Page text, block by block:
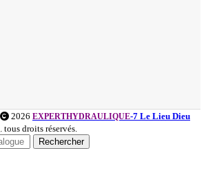
2026 EXPERTHYDRAULIQUE-7 Le Lieu Dieu
. tous droits réservés.
Rechercher